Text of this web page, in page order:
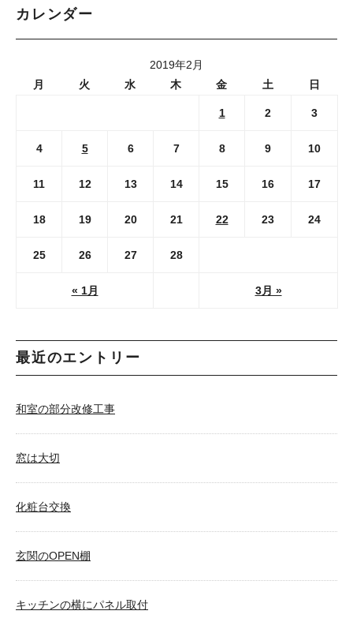
カレンダー
2019年2月
月
火 水 木 金 土 日
« 1月 3月 »
1 2 3
4 5 6 7 8 9 10
11 12 13 14 15 16 17
18 19 20 21 22 23 24
25 26 27 28
最近のエントリー
和室の部分改修工事
窓は大切
化粧台交換
玄関のOPEN棚
キッチンの横にパネル取付